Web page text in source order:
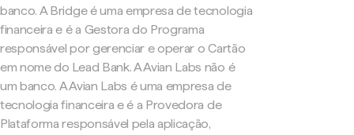
banco. A Bridge é uma empresa de tecnologia
financeira e é a Gestora do Programa
responsável por gerenciar e operar o Cartão
em nome do Lead Bank. A Avian Labs não é
um banco. A Avian Labs é uma empresa de
tecnologia financeira e é a Provedora de
Plataforma responsável pela aplicação,